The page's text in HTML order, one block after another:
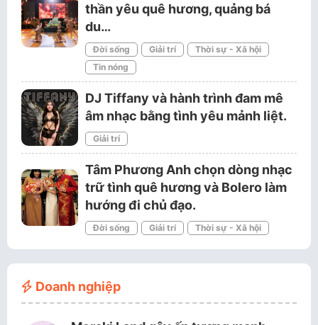
thần yêu quê hương, quảng bá
du…
Đời sống Giải trí
Thời sự - Xã hội
Tin nóng
DJ Tiffany và hành trình đam mê
âm nhạc bằng tình yêu mảnh liệt.
Giải trí
Tâm Phương Anh chọn dòng nhạc
trữ tình quê hương và Bolero làm
hướng đi chủ đạo.
Đời sống Giải trí Thời sự - Xã hội
Doanh nghiệp